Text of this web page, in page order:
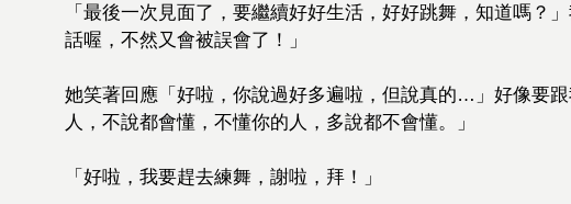
「最後一次見面了，要繼續好好生活，好好跳舞，知道嗎？
話喔，不然又會被誤會了！」
她笑著回應「好啦，你說過好多遍啦，但說真的…」好像要
人，不說都會懂，不懂你的人，多說都不會懂。」
「好啦，我要趕去練舞，謝啦，拜！」